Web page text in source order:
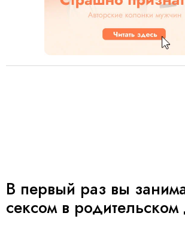
В первый раз вы
сексом в